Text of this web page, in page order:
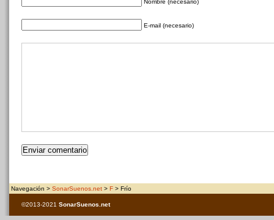
Nombre (necesario)
E-mail (necesario)
Navegación > SonarSuenos.net > F > Frío
©2013-2021 SonarSuenos .net